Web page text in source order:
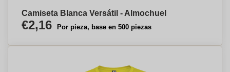
Camiseta Blanca Versátil - Almochuel
€2,16 Por pieza, base en 500 piezas